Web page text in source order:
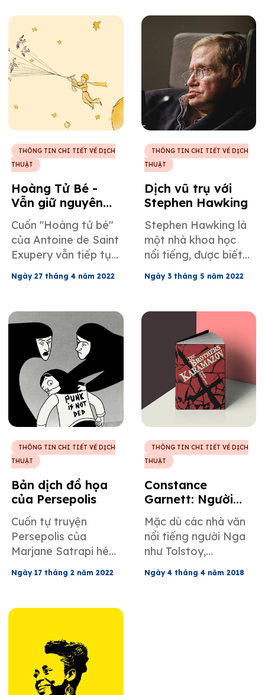
suốt cuộc đời mình.
tạo điều kiện cho họ
tự do sáng tạo để
truyền tải linh hồn
tác phẩm sang tiếng
THÔNG TIN CHI TIẾT VỀ DỊCH
THUẬT
Hoàng Tử Bé -
Vẫn giữ nguyên
nét độc đáo qua
bản dịch
Cuốn "Hoàng tử bé"
của Antoine de Saint
Exupery vẫn tiếp tục
là một thách thức đối
với các dịch giả
do văn phong ngắn
gọn nhưng súc tích
và những hình vẽ
minh họa bổ trợ.
Ngày 27 tháng 4 năm 2022
THÔNG TIN CHI TIẾT VỀ DỊCH
THUẬT
Dịch vũ trụ với
Stephen Hawking
Stephen Hawking là
một nhà khoa học
nổi tiếng, được biết
đến nhiều nhất với
những khám phá về
chuyển đổi giọng nói
độc đáo, về cơ bản là
một hệ thống dịch
những gì ông muốn
Ngày 3 tháng 5 năm 2022
THÔNG TIN CHI TIẾT VỀ DỊCH
THUẬT
Bản dịch đồ họa
của Persepolis
Cuốn tự truyện
Persepolis của
Marjane Satrapi hé
lộ về tuổi thơ của bà
và bối cảnh đất nước
những tác động về
đối với thế giới sau
Ngày 17 tháng 2 năm 2022
THÔNG TIN CHI TIẾT VỀ DỊCH
THUẬT
Constance
Garnett: Người
tiên phong không
hoàn hảo của
ngành dịch thuật
Nga
Mặc dù các nhà văn
nổi tiếng người Nga
như Tolstoy,
Dostoyevsky và
Chekhov đã tạo ra
Ngày 4 tháng 4 năm 2018